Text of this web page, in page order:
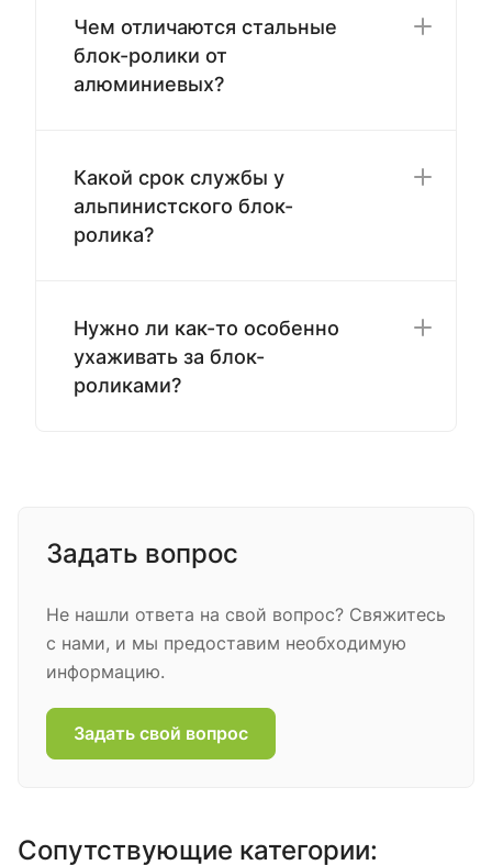
Чем отличаются стальные
блок-ролики от
алюминиевых?
Какой срок службы у
альпинистского блок-
ролика?
Нужно ли как-то особенно
ухаживать за блок-
роликами?
Задать вопрос
Не нашли ответа на свой вопрос? Свяжитесь
с нами, и мы предоставим необходимую
информацию.
Задать свой вопрос
Сопутствующие категории: